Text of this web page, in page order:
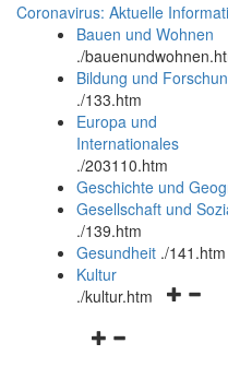
Coronavirus: Aktuelle
Bauen und Wohnen
./
Bildung und
./133.htm
Europa und
Internationales
./203110.htm
Geschichte und
Gesellschaft und
./139.htm
Gesundheit ./141.htm
Kultur
./kultur.htm
Navigationsmenü